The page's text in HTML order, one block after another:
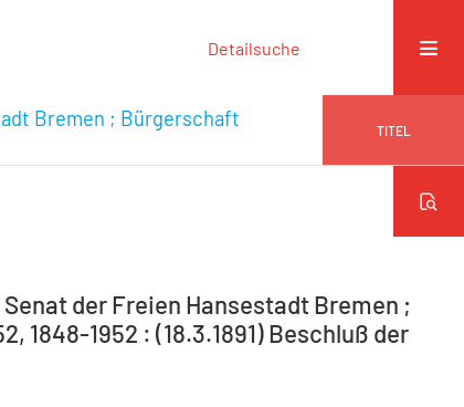
Detailsuche
Bremen ; Bürgerschaft
TITEL
der Freien Hansestadt Bremen ;
1848-1952 : (18.3.1891) Beschluß der